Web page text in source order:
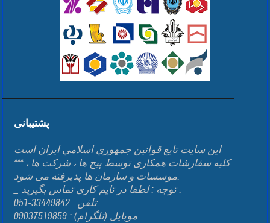
پشتیبانی
اين سايت تابع قوانين جمهوري اسلامي ايران است
*** کلیه سفارشات همکاری توسط پیج ها ، شرکت ها ،
موسسات و سازمان ها پذیرفته می شود.
_ توجه : لطفا در تایم کاری تماس بگیرید .
تلفن : 33449842-051
موبایل (تلگرام) : 09037519859